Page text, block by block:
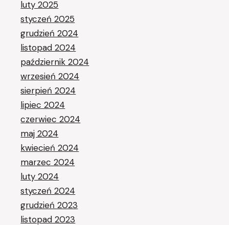
luty 2025
styczeń 2025
grudzień 2024
listopad 2024
październik 2024
wrzesień 2024
sierpień 2024
lipiec 2024
czerwiec 2024
maj 2024
kwiecień 2024
marzec 2024
luty 2024
styczeń 2024
grudzień 2023
listopad 2023